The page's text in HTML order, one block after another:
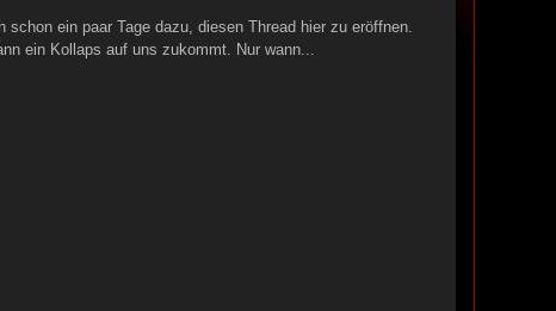
ein paar Tage dazu, diesen Thread hier zu eröffnen.
ein Kollaps auf uns zukommt. Nur wann...